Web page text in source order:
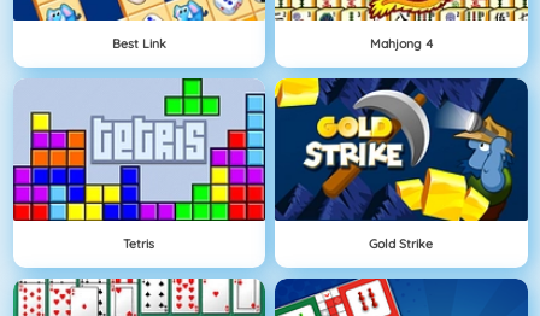
Best Link Mahjong 4
Tetris Gold Strike